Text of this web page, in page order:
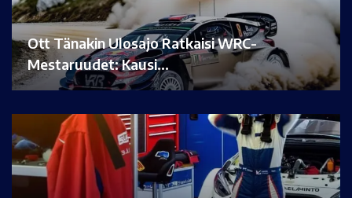
Ott Tänakin Ulosajo Ratkaisi WRC-
Mestaruudet: Kausi…